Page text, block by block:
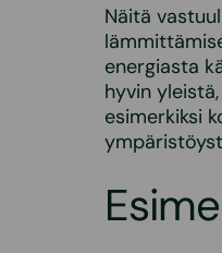
Näitä
energiasta
hyvin
esimerkiksi